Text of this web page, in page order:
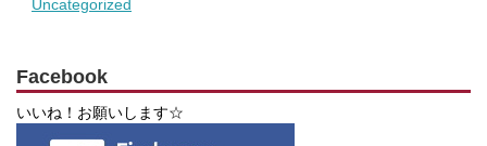
Uncategorized
Facebook
いいね！お願いします☆